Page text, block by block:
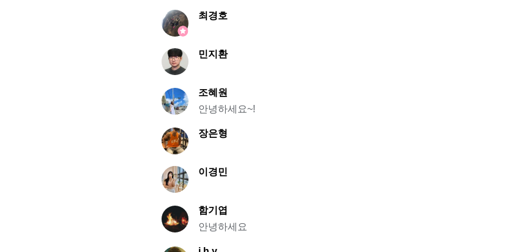
최경호
민지환
조혜원
안녕하세요~!
장은형
이경민
함기엽
안녕하세요